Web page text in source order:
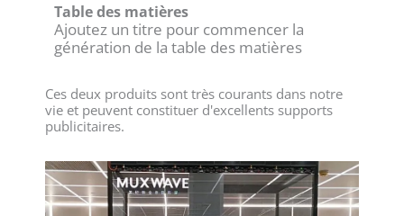
Table des matières
Ajoutez un titre pour commencer la
génération de la table des matières
Ces deux produits sont très courants dans notre
vie et peuvent constituer d'excellents supports
publicitaires.